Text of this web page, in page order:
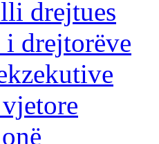
drejtues
drejtorëve